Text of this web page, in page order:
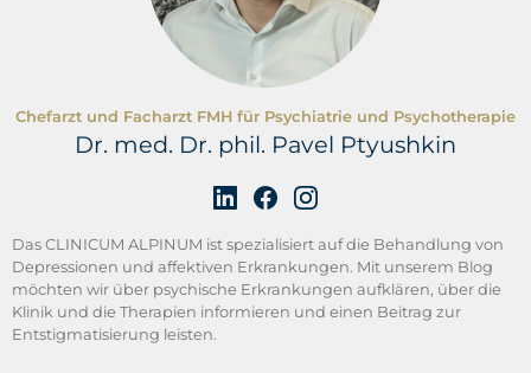
Chefarzt und Facharzt FMH für Psychiatrie und Psychotherapie
Dr. med. Dr. phil. Pavel Ptyushkin
Das CLINICUM ALPINUM ist spezialisiert auf die Behandlung von
Depressionen und affektiven Erkrankungen. Mit unserem Blog
möchten wir über psychische Erkrankungen aufklären, über die
Klinik und die Therapien informieren und einen Beitrag zur
Entstigmatisierung leisten.